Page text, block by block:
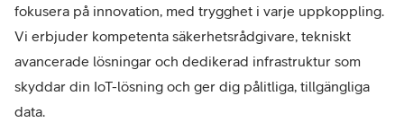
fokusera på innovation, med trygghet i varje uppkoppling.
Vi erbjuder kompetenta säkerhetsrådgivare, tekniskt
avancerade lösningar och dedikerad infrastruktur som
skyddar din IoT-lösning och ger dig pålitliga, tillgängliga
data.